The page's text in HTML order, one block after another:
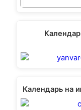
Календарь на